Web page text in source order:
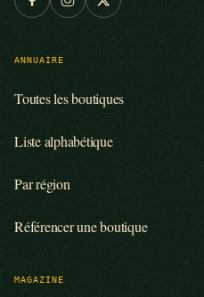
ANNUAIRE
Toutes les boutiques
Liste alphabétique
Par région
Référencer une boutique
MAGAZINE